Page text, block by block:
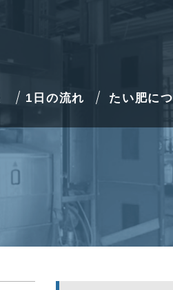
1日の流れ たい肥に